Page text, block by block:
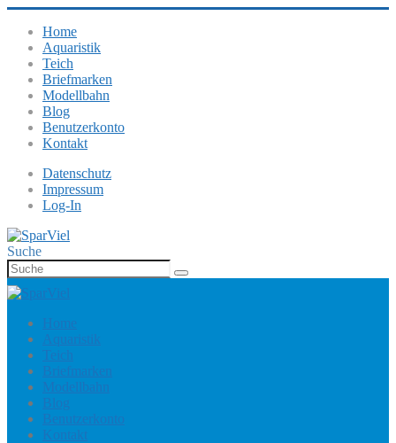
Home
Aquaristik
Teich
Briefmarken
Modellbahn
Blog
Benutzerkonto
Kontakt
Datenschutz
Impressum
Log-In
Suche
Home
Aquaristik
Teich
Briefmarken
Modellbahn
Blog
Benutzerkonto
Kontakt